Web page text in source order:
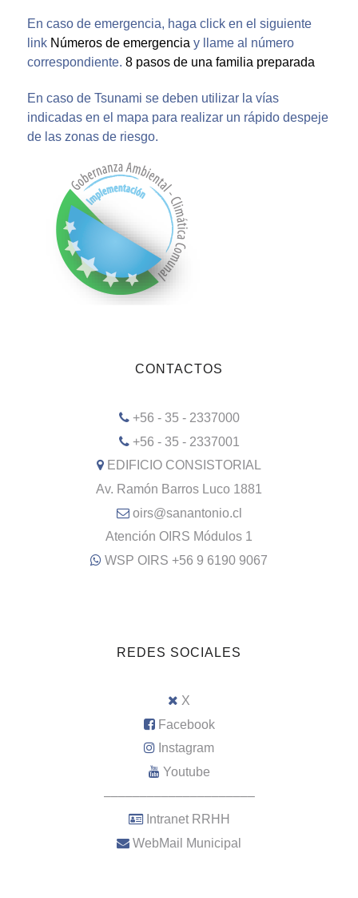
En caso de emergencia, haga click en el siguiente
link Números de emergencia y llame al número
correspondiente. 8 pasos de una familia preparada
En caso de Tsunami se deben utilizar la vías
indicadas en el mapa para realizar un rápido despeje
de las zonas de riesgo.
CONTACTOS
+56 - 35 - 2337000
+56 - 35 - 2337001
EDIFICIO CONSISTORIAL
Av. Ramón Barros Luco 1881
oirs@sanantonio.cl
Atención OIRS Módulos 1
WSP OIRS +56 9 6190 9067
REDES SOCIALES
X
Facebook
Instagram
Youtube
–––––––––––––––––––––
Intranet RRHH
WebMail Municipal